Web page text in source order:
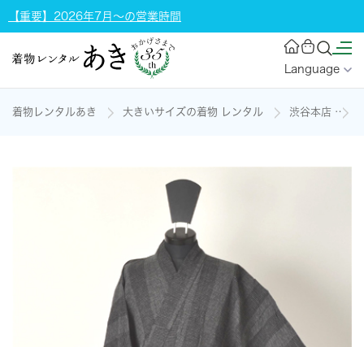
【重要】2026年7月～の営業時間
Language
着物レンタルあき 大きいサイズの着物 レンタル 渋谷本店